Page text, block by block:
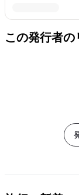
この発行者の